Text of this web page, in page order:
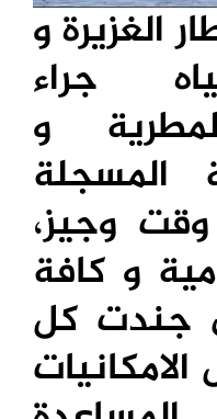
الغزيرة و
جراء
و
المسجلة
وجيز،
و كافة
جندت كل